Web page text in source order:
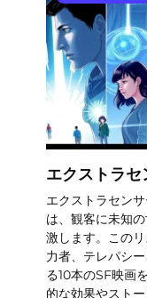
エクストラセ
エクストラセン
は、観客に未知
激します。この
力者、テレパシ
る10本のSF映画
的な効果やスト